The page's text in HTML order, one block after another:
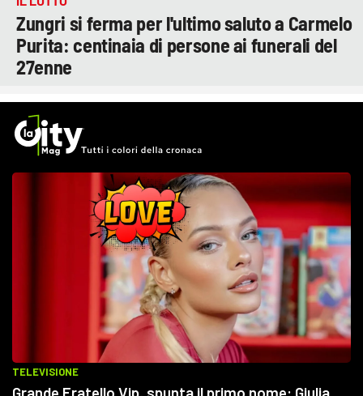
Zungri si ferma per l'ultimo saluto a Carmelo
Purita: centinaia di persone ai funerali del
27enne